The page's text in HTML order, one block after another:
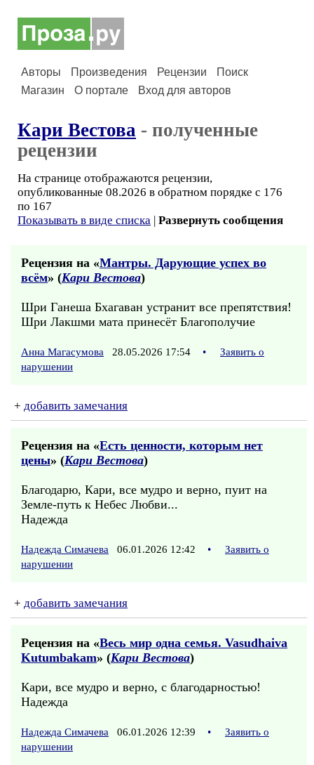
Авторы Произведения Рецензии
Поиск
Магазин
О портале Вход для авторов
Кари Вестова - полученные
рецензии
На странице отображаются рецензии,
опубликованные 08.2026 в обратном порядке с 176
по 167
Показывать в виде списка | Развернуть сообщения
Рецензия на «Мантры. Дарующие успех во
всём» (Кари Вестова)
Шри Ганеша Бхагаван устранит все препятствия!
Шри Лакшми мата принесёт Благополучие
Анна Магасумова 28.05.2026 17:54 •
Заявить о
нарушении
+ добавить замечания
Рецензия на «Есть ценности, которым нет
цены» (Кари Вестова)
Благодарю, Кари, все мудро и верно, пуит на
Земле-путь к Небес Любви...
Надежда
Надежда Симачева 06.01.2026 12:42 •
Заявить о
нарушении
+ добавить замечания
Рецензия на «Весь мир одна семья. Vasudhaiva
Kutumbakam» (Кари Вестова)
Кари, все мудро и верно, с благодарностью!
Надежда
Надежда Симачева 06.01.2026 12:39 •
Заявить о
нарушении